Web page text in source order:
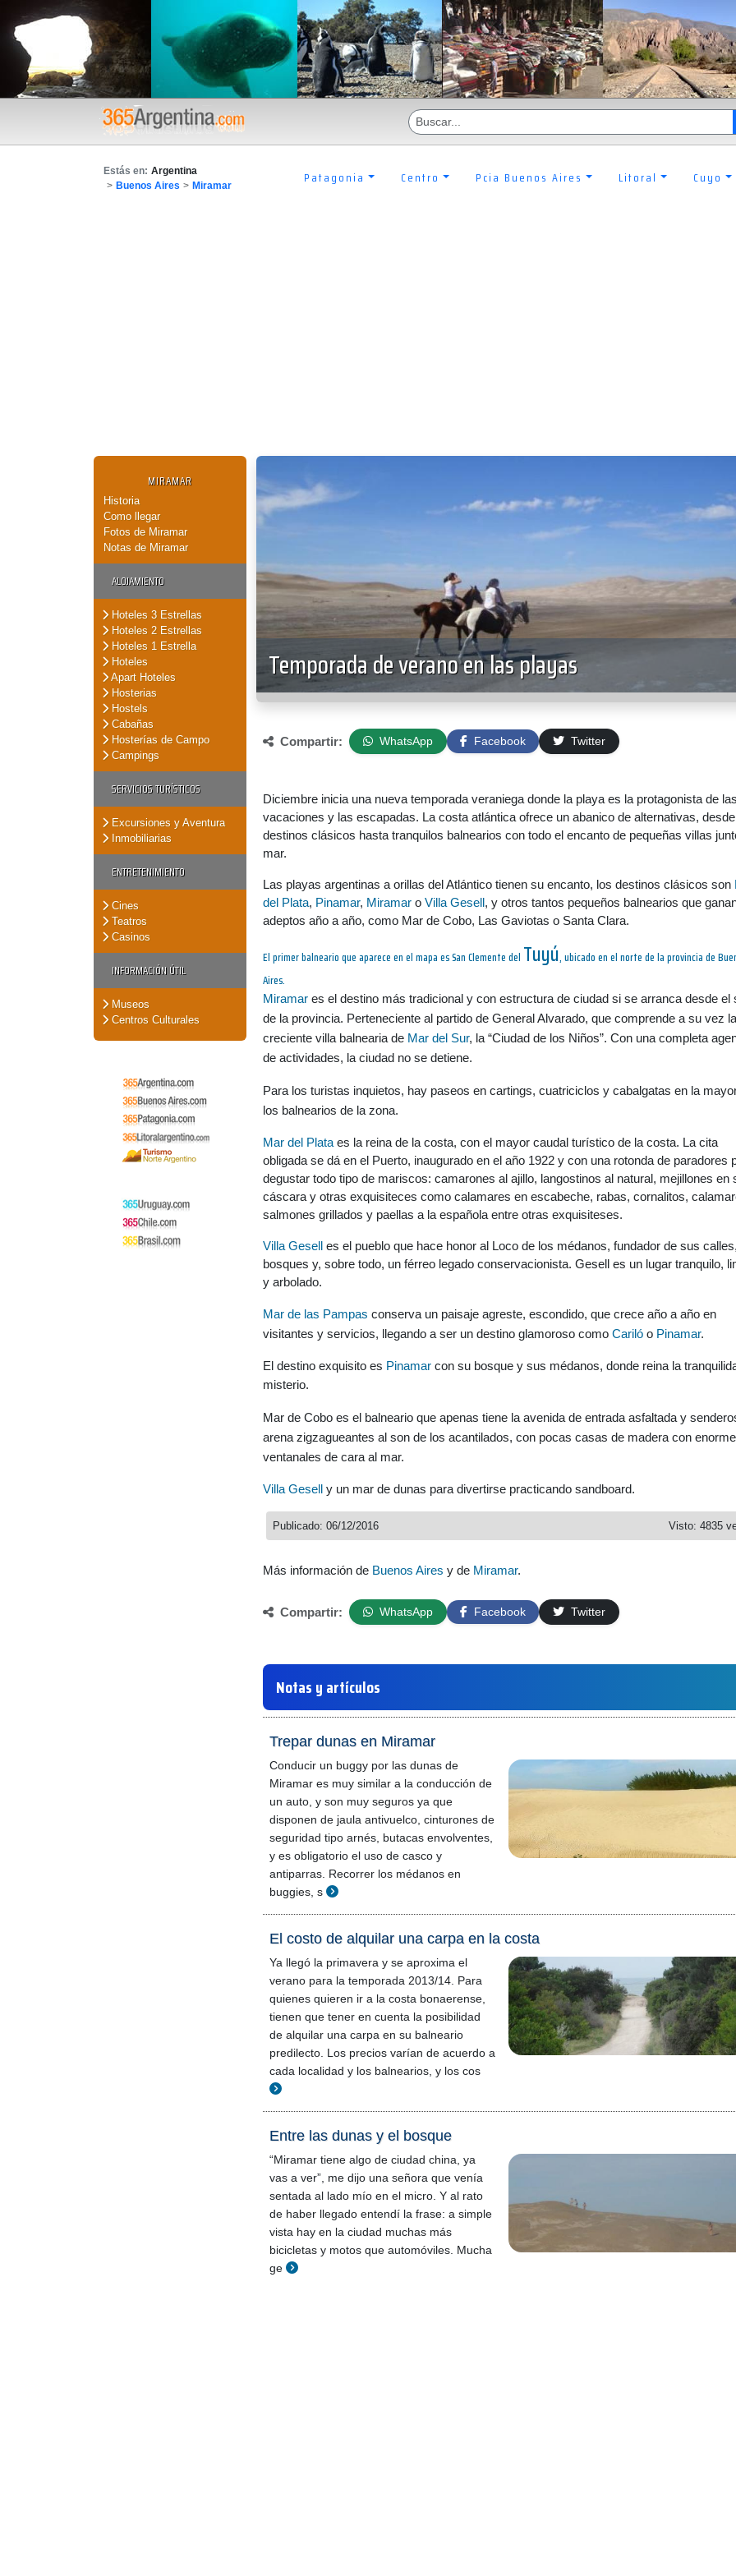
Estás en: Argentina
> Buenos Aires > Miramar Patagonia Centro Pcia Buenos Aires Litoral Cuyo
MIRAMAR
Historia
Como llegar
Fotos de Miramar
Notas de Miramar
ALOJAMIENTO
Hoteles 3 Estrellas
Hoteles 2 Estrellas
Hoteles 1 Estrella
Hoteles
Apart Hoteles
Hosterias
Hostels
Cabañas
Hosterías de Campo
Campings
SERVICIOS TURÍSTICOS
Excursiones y Aventura
Inmobiliarias
ENTRETENIMIENTO
Cines
Teatros
Casinos
INFORMACIÓN ÚTIL
Museos
Centros Culturales
Temporada de verano en las playas
Compartir: WhatsApp Facebook Twitter
Diciembre inicia una nueva temporada veraniega donde la playa es la protagonista de
vacaciones y las escapadas. La costa atlántica ofrece un abanico de alternativas,
destinos clásicos hasta tranquilos balnearios con todo el encanto de pequeñas villas
mar.
Las playas argentinas a orillas del Atlántico tienen su encanto, los destinos clásicos son
del Plata, Pinamar, Miramar o Villa Gesell, y otros tantos pequeños balnearios que
adeptos año a año, como Mar de Cobo, Las Gaviotas o Santa Clara.
El primer balneario que aparece en el mapa es San Clemente del Tuyú, ubicado en el norte de la provincia de
Aires.
Miramar es el destino más tradicional y con estructura de ciudad si se arranca desde el
de la provincia. Perteneciente al partido de GeneralAlvarado, que comprende a su vez la
creciente villa balnearia de Mar del Sur, la “Ciudad de los Niños”. Con una completa
de actividades, la ciudad no se detiene.
Para los turistas inquietos, hay paseos en cartings, cuatriciclos y cabalgatas en la
los balnearios de la zona.
Mar del Plata es la reina de la costa, con el mayor caudal turístico de la costa. La cita
obligada se dá en el Puerto, inaugurado en el año 1922 y con una rotonda de paradores
degustar todo tipo de mariscos: camarones al ajillo, langostinos al natural, mejillones en
cáscara y otras exquisiteces como calamares en escabeche, rabas, cornalitos,
salmones grillados y paellas a la española entre otras exquisiteses.
Villa Gesell es el pueblo que hace honor al Loco de los médanos, fundador de sus
bosques y, sobre todo, un férreo legado conservacionista. Gesell es un lugar tranquilo,
y arbolado.
Mar de las Pampas conserva un paisaje agreste, escondido, que crece año a año en
visitantes y servicios, llegando a ser un destino glamoroso como Cariló o Pinamar.
El destino exquisito es Pinamar con su bosque y sus médanos, donde reina la
misterio.
Mar de Cobo es el balneario que apenas tiene la avenida de entrada asfaltada y
arena zigzagueantes al son de los acantilados, con pocas casas de madera con
ventanales de cara al mar.
Villa Gesell y un mar de dunas para divertirse practicando sandboard.
Visto: 4835
Publicado: 06/12/2016
Más información de Buenos Aires y de Miramar.
Compartir: WhatsApp Facebook Twitter
Notas y artículos
Trepar dunas en Miramar
Conducir un buggy por las dunas de
Miramar es muy similar a la conducción de
un auto, y son muy seguros ya que
disponen de jaula antivuelco, cinturones de
seguridad tipo arnés, butacas envolventes,
y es obligatorio el uso de casco y
antiparras. Recorrer los médanos en
buggies, s
El costo de alquilar una carpa en la costa
Ya llegó la primavera y se aproxima el
verano para la temporada 2013/14. Para
quienes quieren ir a la costa bonaerense,
tienen que tener en cuenta la posibilidad
de alquilar una carpa en su balneario
predilecto. Los precios varían de acuerdo a
cada localidad y los balnearios, y los cos
Entre las dunas y el bosque
“Miramar tiene algo de ciudad china, ya
vas a ver”, me dijo una señora que venía
sentada al lado mío en el micro. Y al rato
de haber llegado entendí la frase: a simple
vista hay en la ciudad muchas más
bicicletas y motos que automóviles. Mucha
ge